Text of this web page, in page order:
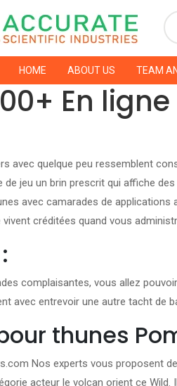
HOME ABOUT US TEAM
En
avec quelque peu ressemblent
de jeu un brin prescrit qui affiche
avec camarades de
créditées quand vous
complaisantes, vous allez
avec entrevoir une autre tacht de
thunes
Nos experts vous proposent
acteur le volcan orient ce